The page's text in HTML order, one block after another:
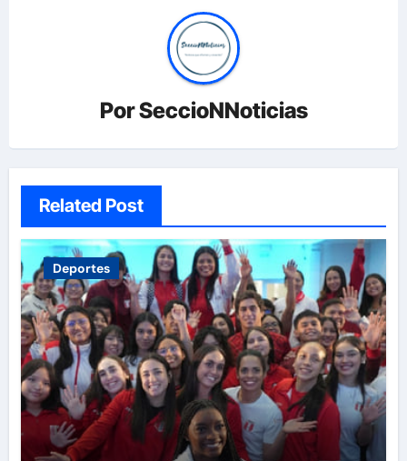
PorSeccioNNoticias
Related Post
Deportes